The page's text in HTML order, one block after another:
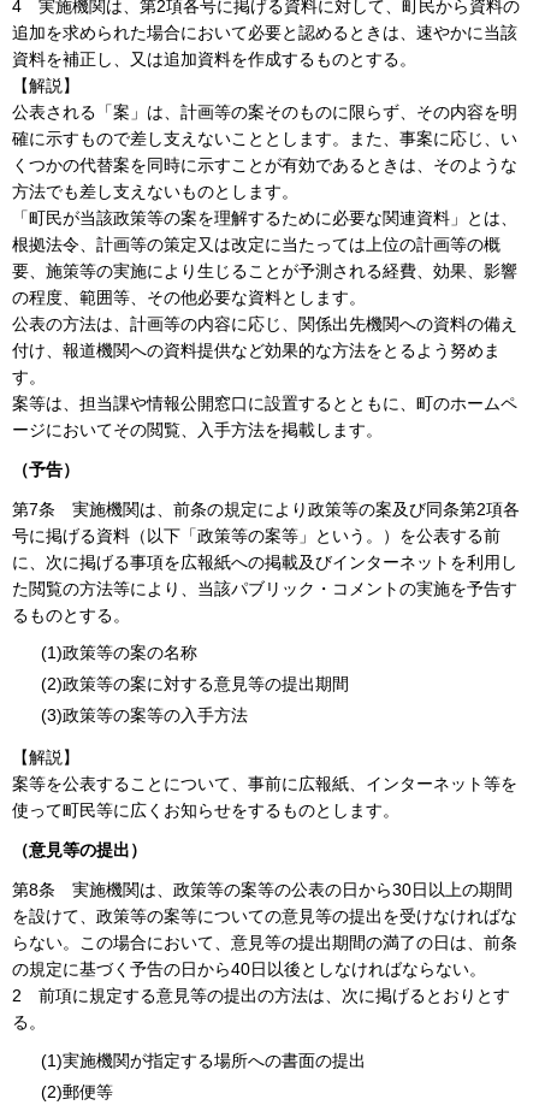
4
実施機関は、第2項各号に掲げる資料に対して、町民から資料の
追加を求められた場合において必要と認めるときは、速やかに当該
資料を補正し、又は追加資料を作成するものとする。
【解説】
公表される「案」は、計画等の案そのものに限らず、その内容を明
確に示すもので差し支えないこととします。また、事案に応じ、い
くつかの代替案を同時に示すことが有効であるときは、そのような
方法でも差し支えないものとします。
「町民が当該政策等の案を理解するために必要な関連資料」とは、
根拠法令、計画等の策定又は改定に当たっては上位の計画等の概
要、施策等の実施により生じることが予測される経費、効果、影響
の程度、範囲等、その他必要な資料とします。
公表の方法は、計画等の内容に応じ、関係出先機関への資料の備え
付け、報道機関への資料提供など効果的な方法をとるよう努めま
す。
案等は、担当課や情報公開窓口に設置するとともに、町のホームペ
ージにおいてその閲覧、入手方法を掲載します。
（予告）
第7条
実施機関は、前条の規定により政策等の案及び同条第2項各
号に掲げる資料（以下「政策等の案等」という。）を公表する前
に、次に掲げる事項を広報紙への掲載及びインターネットを利用し
た閲覧の方法等により、当該パブリック・コメントの実施を予告す
るものとする。
(1)政策等の案の名称
(2)政策等の案に対する意見等の提出期間
(3)政策等の案等の入手方法
【解説】
案等を公表することについて、事前に広報紙、インターネット等を
使って町民等に広くお知らせをするものとします。
（意見等の提出）
第8条
実施機関は、政策等の案等の公表の日から30日以上の期間
を設けて、政策等の案等についての意見等の提出を受けなければな
らない。この場合において、意見等の提出期間の満了の日は、前条
の規定に基づく予告の日から40日以後としなければならない。
2
前項に規定する意見等の提出の方法は、次に掲げるとおりとす
る。
(1)実施機関が指定する場所への書面の提出
(2)郵便等